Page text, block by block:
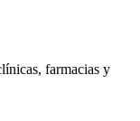
farmacias y